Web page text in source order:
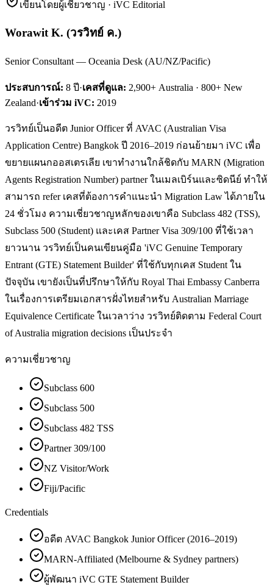
เขียนโดยผู้เชี่ยวชาญ · iVC Editorial
Worawit K. (วรวิทย์ ค.)
Senior Consultant — Oceania Desk (AU/NZ/Pacific)
ประสบการณ์: 8 ปี·เคสที่ดูแล: 2,900+ Australia · 800+ New
Zealand·เข้าร่วม iVC: 2019
วรวิทย์เป็นอดีต Junior Officer ที่ AVAC (Australian Visa
Application Centre) Bangkok ปี 2016–2019 ก่อนย้ายมา iVC เพื่อ
ขยายแผนกออสเตรเลีย เขาทำงานใกล้ชิดกับ MARN (Migration
Agents Registration Number) partner ในเมลเบิร์นและซิดนีย์ ทำให้
สามารถ refer เคสที่ต้องการคำแนะนำ Migration Law ได้ภายใน
24 ชั่วโมง ความเชี่ยวชาญหลักของเขาคือ Subclass 482 (TSS),
Subclass 500 (Student) และเคส Partner Visa 309/100 ที่ใช้เวลา
ยาวนาน วรวิทย์เป็นคนเขียนคู่มือ 'iVC Genuine Temporary
Entrant (GTE) Statement Builder' ที่ใช้กับทุกเคส Student ใน
ปัจจุบัน เขายังเป็นที่ปรึกษาให้กับ Royal Thai Embassy Canberra
ในเรื่องการเตรียมเอกสารฝั่งไทยสำหรับ Australian Marriage
Equivalence Certificate ในเวลาว่าง วรวิทย์ติดตาม Federal Court
of Australia migration decisions เป็นประจำ
ความเชี่ยวชาญ
Subclass 600
Subclass 500
Subclass 482 TSS
Partner 309/100
NZ Visitor/Work
Fiji/Pacific
Credentials
อดีต AVAC Bangkok Junior Officer (2016–2019)
MARN-Affiliated (Melbourne & Sydney partners)
ผู้พัฒนา iVC GTE Statement Builder